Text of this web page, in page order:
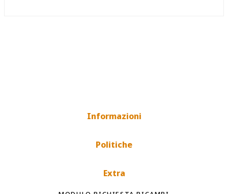
Informazioni
Politiche
Extra